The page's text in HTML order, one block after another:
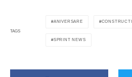
TAGS
ANIVERSARE CONSTRUCTII
SPRINT NEWS